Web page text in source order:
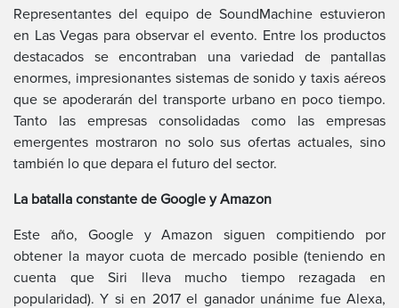
Representantes del equipo de SoundMachine estuvieron
en Las Vegas para observar el evento. Entre los productos
destacados se encontraban una variedad de pantallas
enormes, impresionantes sistemas de sonido y taxis aéreos
que se apoderarán del transporte urbano en poco tiempo.
Tanto las empresas consolidadas como las empresas
emergentes mostraron no solo sus ofertas actuales, sino
también lo que depara el futuro del sector.
La batalla constante de Google y Amazon
Este año, Google y Amazon siguen compitiendo por
obtener la mayor cuota de mercado posible (teniendo en
cuenta que Siri lleva mucho tiempo rezagada en
popularidad). Y si en 2017 el ganador unánime fue Alexa,